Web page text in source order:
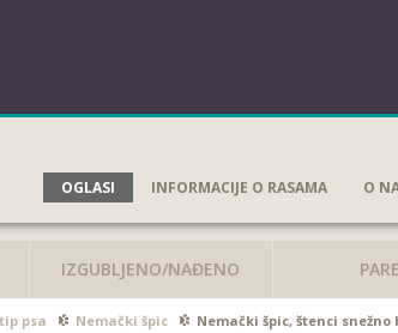
OGLASI INFORMACIJE O RASAMA O
IZGUBLJENO/NAĐENO
psa Nemački špic Nemački špic, štenci snežno